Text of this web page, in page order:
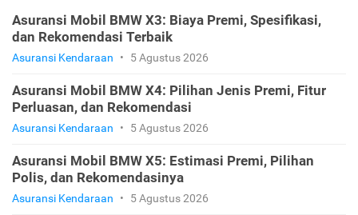
Asuransi Mobil BMW X3: Biaya Premi, Spesifikasi,
dan Rekomendasi Terbaik
Asuransi Kendaraan • 5 Agustus 2026
Asuransi Mobil BMW X4: Pilihan Jenis Premi, Fitur
Perluasan, dan Rekomendasi
Asuransi Kendaraan • 5 Agustus 2026
Asuransi Mobil BMW X5: Estimasi Premi, Pilihan
Polis, dan Rekomendasinya
Asuransi Kendaraan • 5 Agustus 2026